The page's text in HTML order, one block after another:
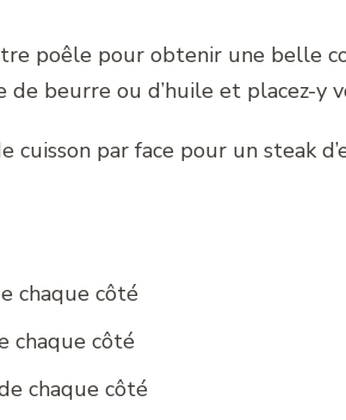
poêle pour obtenir une belle
beurre ou d’huile et placez-y
par face pour un steak
chaque côté
chaque côté
chaque côté